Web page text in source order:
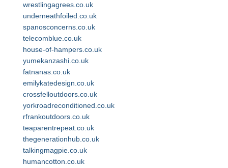
wrestlingagrees.co.uk
underneathfoiled.co.uk
spanosconcerns.co.uk
telecomblue.co.uk
house-of-hampers.co.uk
yumekanzashi.co.uk
fatnanas.co.uk
emilykatedesign.co.uk
crossfelloutdoors.co.uk
yorkroadreconditioned.co.uk
rfrankoutdoors.co.uk
teaparentrepeat.co.uk
thegenerationhub.co.uk
talkingmagpie.co.uk
humancotton.co.uk